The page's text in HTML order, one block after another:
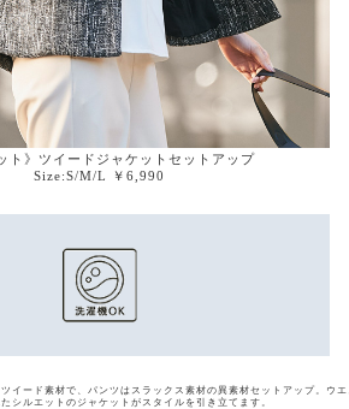
ト》ツイードジャケットセットアップ
Size:S/M/L ￥6,990
イード素材で、パンツはスラックス素材の異素材セットアップ。
ウ
たシルエットのジャケットがスタイルを引き立てます。